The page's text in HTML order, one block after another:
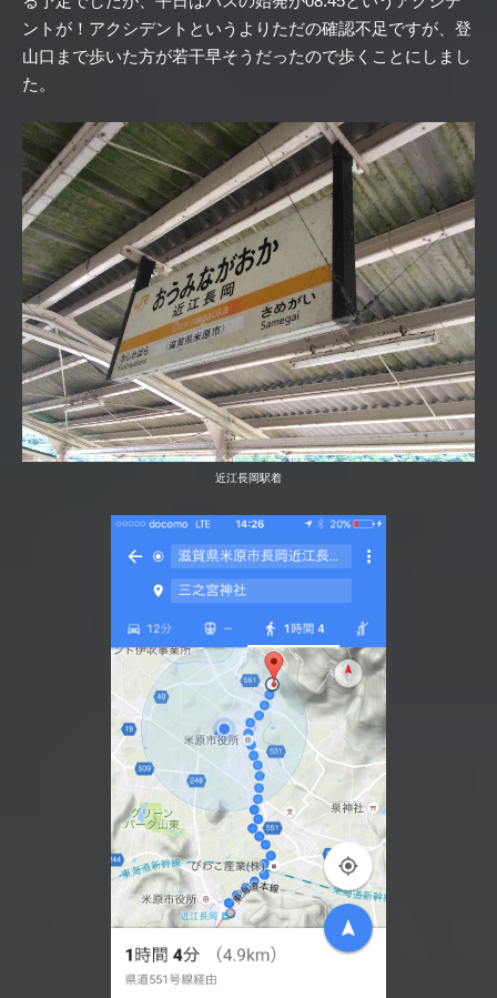
ントが！アクシデントというよりただの確認不足ですが、登
山口まで歩いた方が若干早そうだったので歩くことにしまし
た。
近江長岡駅着